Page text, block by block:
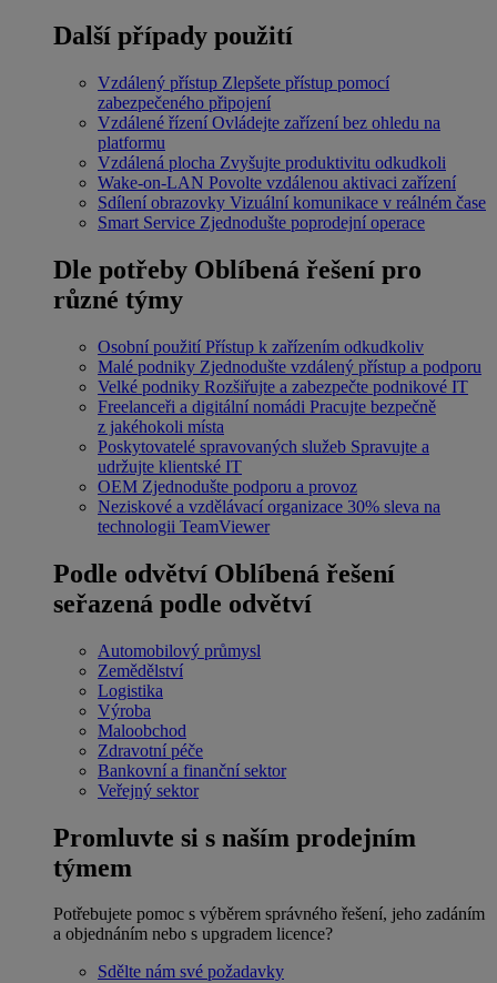
Další případy použití
Vzdálený přístup Zlepšete přístup pomocí
zabezpečeného připojení
Vzdálené řízení Ovládejte zařízení bez ohledu na
platformu
Vzdálená plocha Zvyšujte produktivitu odkudkoli
Wake-on-LAN Povolte vzdálenou aktivaci zařízení
Sdílení obrazovky Vizuální komunikace v reálném čase
Smart Service Zjednodušte poprodejní operace
Dle potřeby Oblíbená řešení pro
různé týmy
Osobní použití Přístup k zařízením odkudkoliv
Malé podniky Zjednodušte vzdálený přístup a podporu
Velké podniky Rozšiřujte a zabezpečte podnikové IT
Freelanceři a digitální nomádi Pracujte bezpečně
z jakéhokoli místa
Poskytovatelé spravovaných služeb Spravujte a
udržujte klientské IT
OEM Zjednodušte podporu a provoz
Neziskové a vzdělávací organizace 30% sleva na
technologii TeamViewer
Podle odvětví Oblíbená řešení
seřazená podle odvětví
Automobilový průmysl
Zemědělství
Logistika
Výroba
Maloobchod
Zdravotní péče
Bankovní a finanční sektor
Veřejný sektor
Promluvte si s naším prodejním
týmem
Potřebujete pomoc s výběrem správného řešení, jeho zadáním
a objednáním nebo s upgradem licence?
Sdělte nám své požadavky